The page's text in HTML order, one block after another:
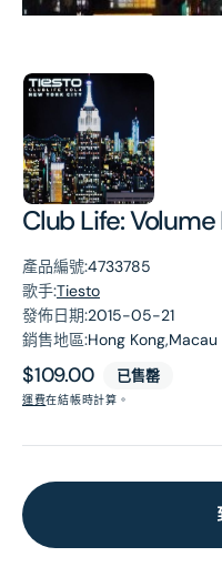
Club Life:
產品編號:4733785
歌手:Tiesto
發佈日期:2015-05-21
銷售地區:Hong Kong,Macau
原
價
$109.00 已售罄
運費在結帳時計算。